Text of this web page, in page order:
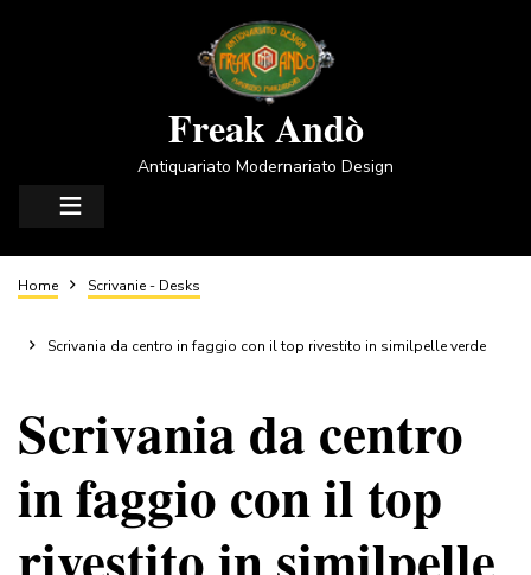
Freak Andò
Antiquariato Modernariato Design
Briciole
di
pane
Home Scrivanie - Desks
Scrivania da centro in faggio con il top rivestito in similpelle verde
Scrivania da centro
in faggio con il top